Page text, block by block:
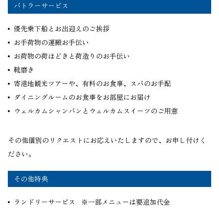
バトラーサービス
優先乗下船とお出迎えのご挨拶
お手荷物の運搬お手伝い
お荷物の荷ほどきと荷造りのお手伝い
靴磨き
寄港地観光ツアーや、有料のお食事、スパのお手配
ダイニングルームのお食事をお部屋にお届け
ウェルカムシャンパンとウェルカムスイーツのご用意
その他個別のリクエストにお応えいたしますので、お申し付けく
ださい。
その他特典
ランドリーサービス ※一部メニューは要追加代金